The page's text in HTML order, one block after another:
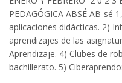
PEDAGÓGICA ABSÉ AB-sé
aplicaciones didácticas. 2)
aprendizajes de las
Aprendizaje. 4) Clubes de
bachillerato. 5)